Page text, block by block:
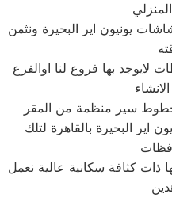
يونيون اير البحيرة ونثمن
لايوجد بها فروع لنا اوالفرع
سير منظمة من المقر
اير البحيرة بالقاهرة لتلك
ذات كثافة سكانية عالية نعمل